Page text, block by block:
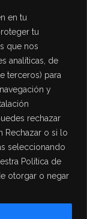
en tu
tu
que nos
analíticas, de
terceros) para
y
rechazar
Rechazar o si lo
seleccionando
Política de
otorgar o negar